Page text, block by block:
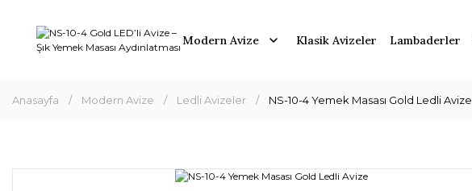
Modern Avize Klasik Avizeler Lambaderler
Anasayfa Modern Avize Ledli Avizeler NS-10-4 Yemek Masası Gold Ledli Avize